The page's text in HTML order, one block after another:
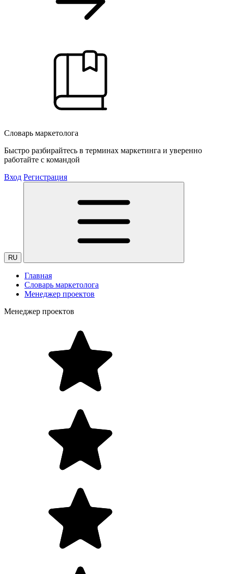
Словарь маркетолога
Быстро разбирайтесь в терминах маркетинга и уверенно
работайте с командой
Вход Регистрация
RU
Главная
Словарь маркетолога
Менеджер проектов
Менеджер проектов